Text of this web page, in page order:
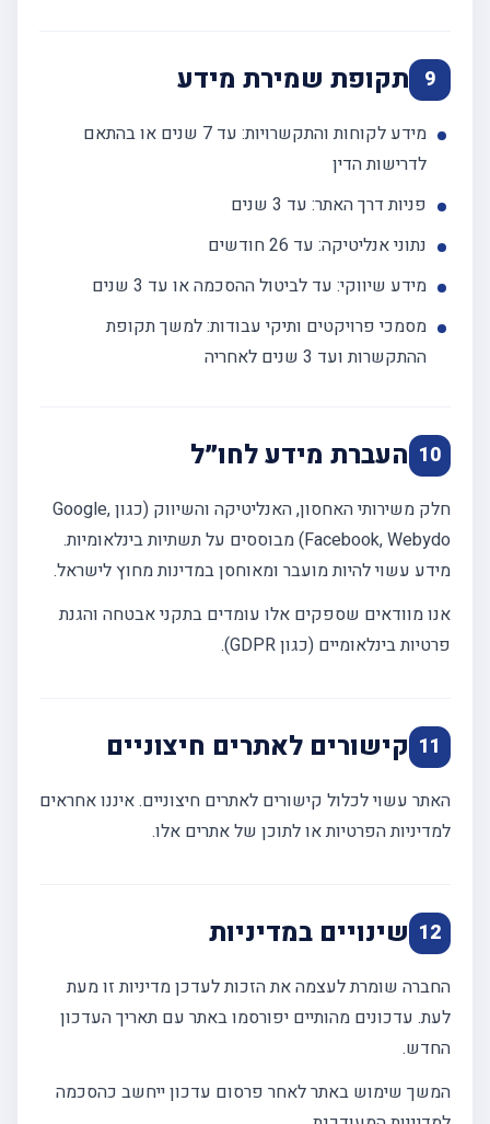
9 תקופת שמירת מידע
מידע לקוחות והתקשרויות: עד 7 שנים או בהתאם
לדרישות הדין
פניות דרך האתר: עד 3 שנים
נתוני אנליטיקה: עד 26 חודשים
מידע שיווקי: עד לביטול ההסכמה או עד 3 שנים
מסמכי פרויקטים ותיקי עבודות: למשך תקופת
ההתקשרות ועד 3 שנים לאחריה
10 העברת מידע לחו״ל
חלק משירותי האחסון, האנליטיקה והשיווק (כגון Google,
Facebook, Webydo) מבוססים על תשתיות בינלאומיות.
מידע עשוי להיות מועבר ומאוחסן במדינות מחוץ לישראל.
אנו מוודאים שספקים אלו עומדים בתקני אבטחה והגנת
פרטיות בינלאומיים (כגון GDPR).
11 קישורים לאתרים חיצוניים
האתר עשוי לכלול קישורים לאתרים חיצוניים. איננו אחראים
למדיניות הפרטיות או לתוכן של אתרים אלו.
12 שינויים במדיניות
החברה שומרת לעצמה את הזכות לעדכן מדיניות זו מעת
לעת. עדכונים מהותיים יפורסמו באתר עם תאריך העדכון
החדש.
המשך שימוש באתר לאחר פרסום עדכון ייחשב כהסכמה